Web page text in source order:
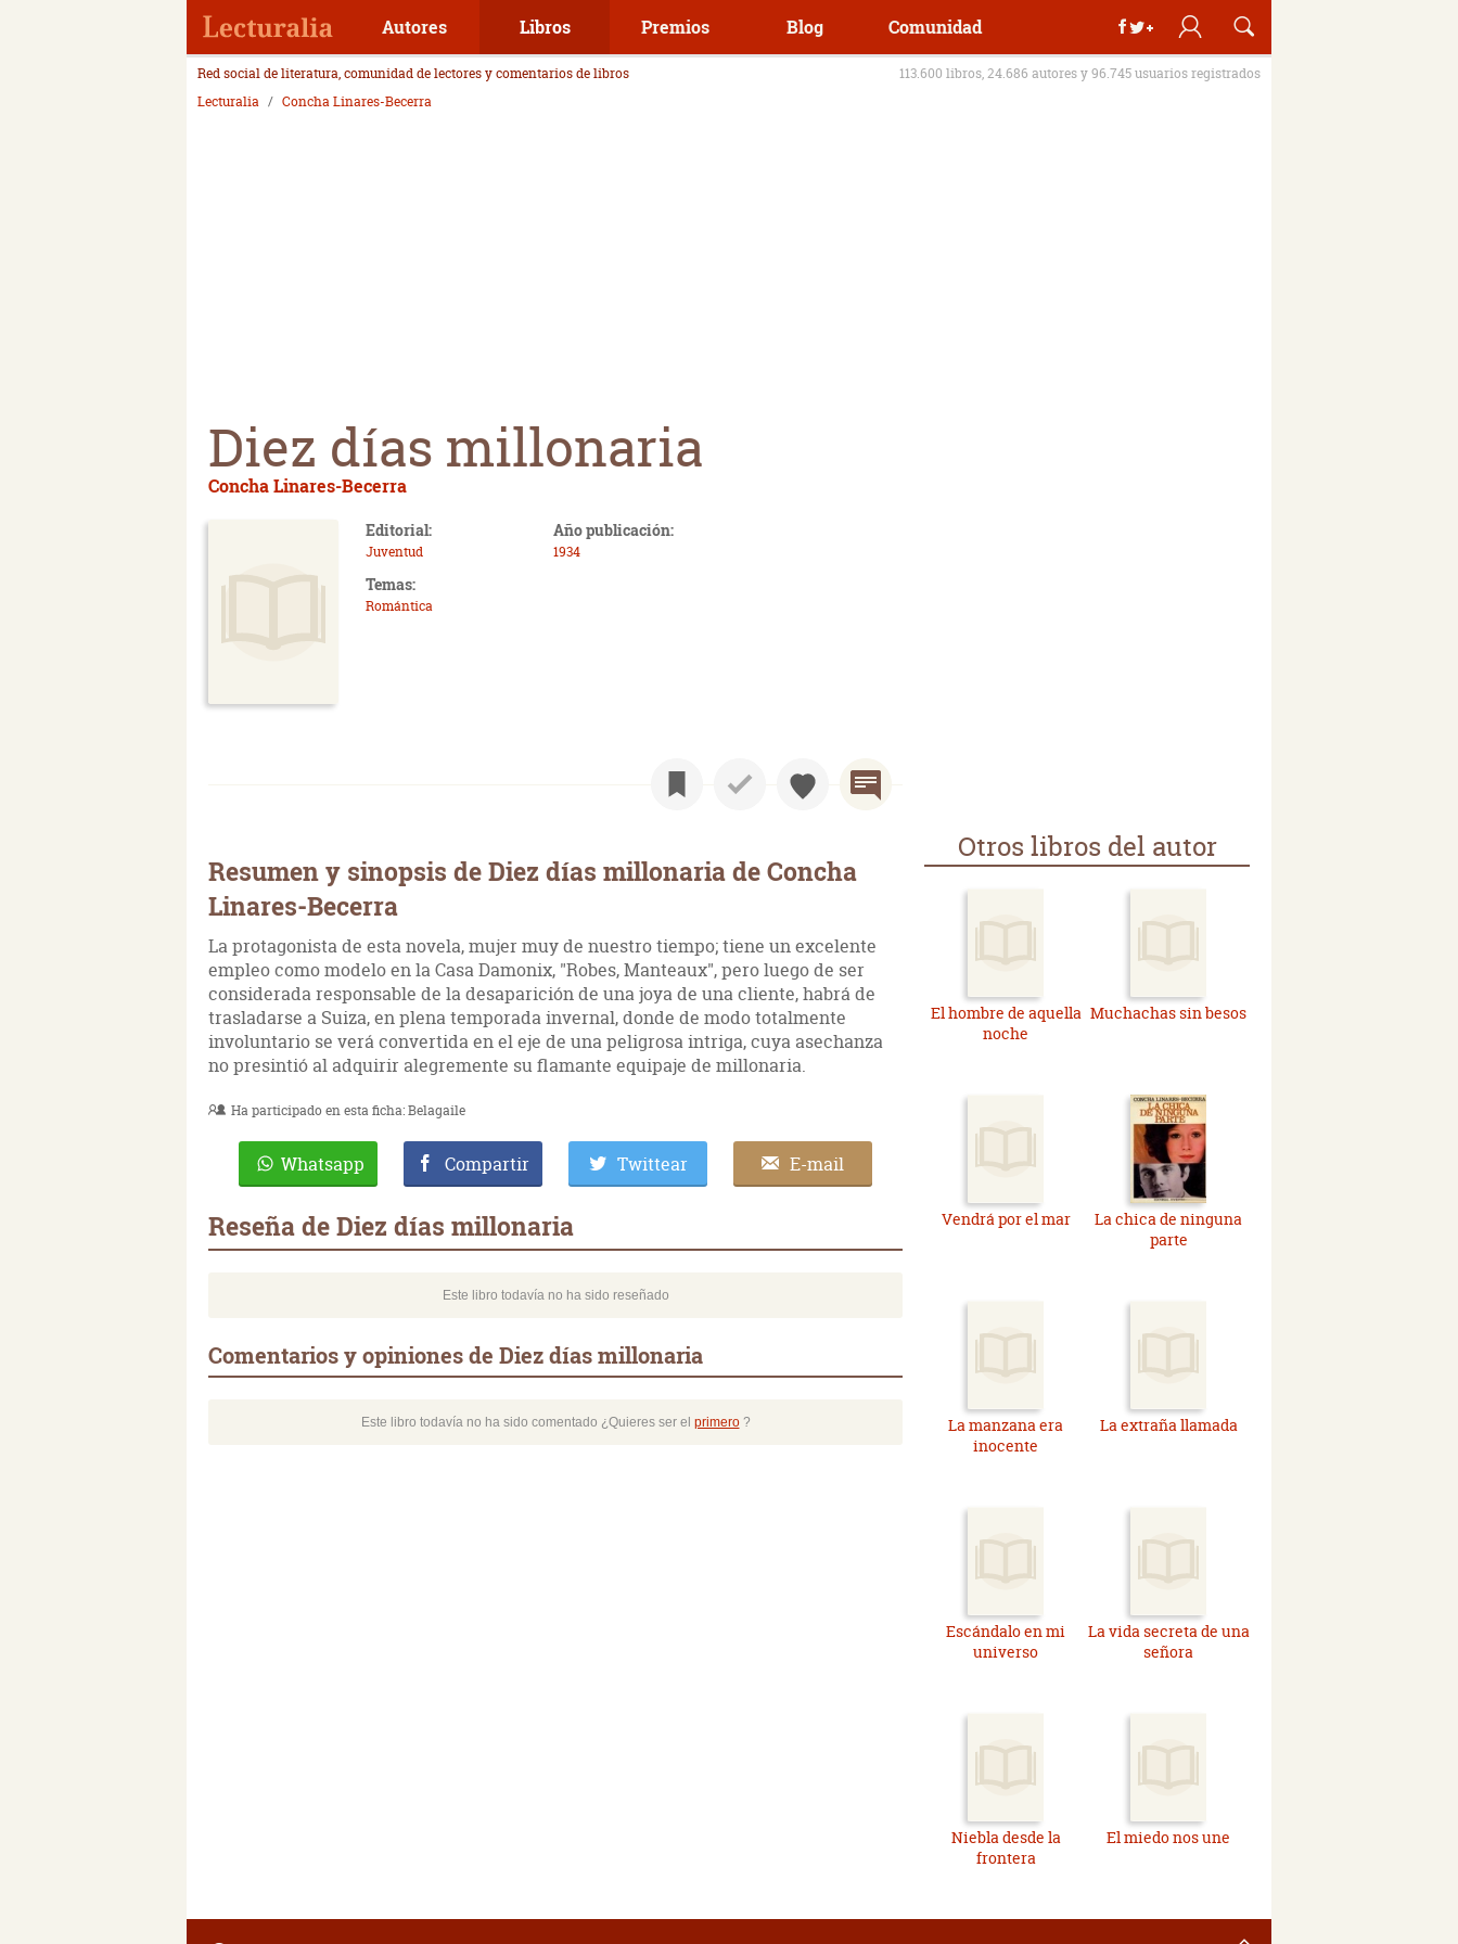
Autores Libros Premios Blog Comunidad
Red social de literatura, comunidad de lectores y comentarios de libros
113.600 libros, 24.686 autores y 96.745 usuarios registrados
Lecturalia
Concha Linares-Becerra
Diez días millonaria
Concha Linares-Becerra
Editorial:
Juventud
Año publicación:
1934
Temas:
Romántica
Resumen y sinopsis de Diez días millonaria de Concha
Linares-Becerra
La protagonista de esta novela, mujer muy de nuestro tiempo; tiene un excelente
empleo como modelo en la Casa Damonix, "Robes, Manteaux", pero luego de ser
considerada responsable de la desaparición de una joya de una cliente, habrá de
trasladarse a Suiza, en plena temporada invernal, donde de modo totalmente
involuntario se verá convertida en el eje de una peligrosa intriga, cuya asechanza
no presintió al adquirir alegremente su flamante equipaje de millonaria.
Ha participado en esta ficha:Belagaile
Whatsapp Compartir Twittear E-mail
Reseña de Diez días millonaria
Este libro todavía no ha sido reseñado
Comentarios y opiniones de Diez días millonaria
Este libro todavía no ha sido comentado ¿Quieres ser el primero?
Otros libros del autor
El hombre de aquella
noche
Muchachas sin besos
Vendrá por el mar
La chica de ninguna
parte
La manzana era
inocente
La extraña llamada
Escándalo en mi
universo
La vida secreta de una
señora
Niebla desde la
frontera
El miedo nos une